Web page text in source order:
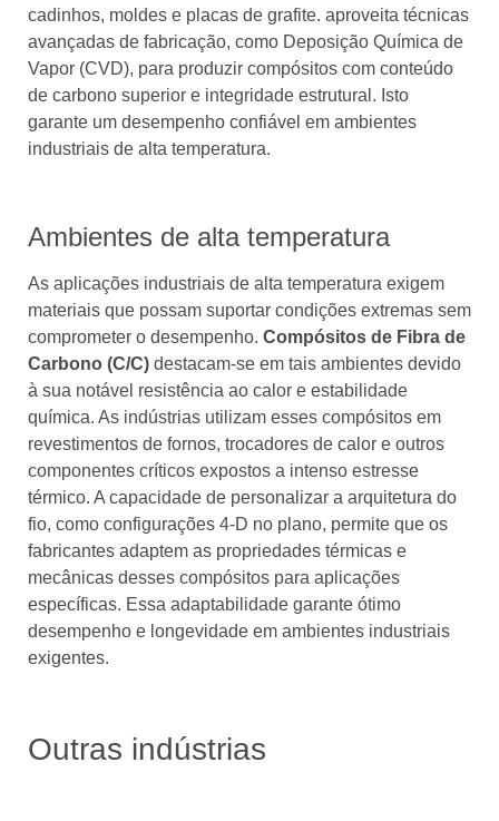
cadinhos, moldes e placas de grafite. aproveita técnicas
avançadas de fabricação, como Deposição Química de
Vapor (CVD), para produzir compósitos com conteúdo
de carbono superior e integridade estrutural. Isto
garante um desempenho confiável em ambientes
industriais de alta temperatura.
Ambientes de alta temperatura
As aplicações industriais de alta temperatura exigem
materiais que possam suportar condições extremas sem
comprometer o desempenho. Compósitos de Fibra de
Carbono (C/C) destacam-se em tais ambientes devido
à sua notável resistência ao calor e estabilidade
química. As indústrias utilizam esses compósitos em
revestimentos de fornos, trocadores de calor e outros
componentes críticos expostos a intenso estresse
térmico. A capacidade de personalizar a arquitetura do
fio, como configurações 4-D no plano, permite que os
fabricantes adaptem as propriedades térmicas e
mecânicas desses compósitos para aplicações
específicas. Essa adaptabilidade garante ótimo
desempenho e longevidade em ambientes industriais
exigentes.
Outras indústrias